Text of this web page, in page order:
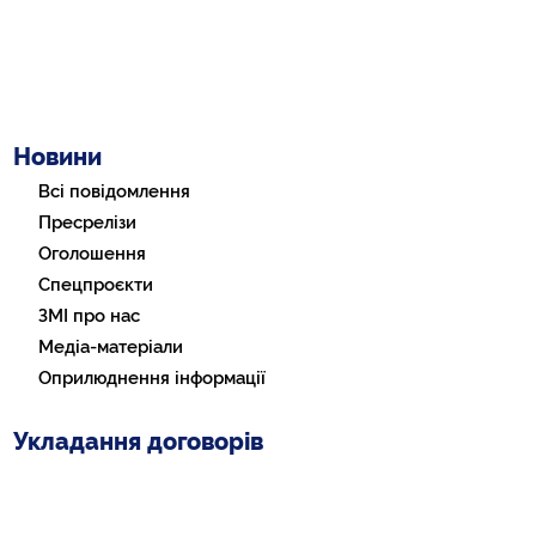
Новини
Всі повідомлення
Пресрелізи
Оголошення
Спецпроєкти
ЗМІ про нас
Медіа-матеріали
Оприлюднення інформації
Укладання договорів